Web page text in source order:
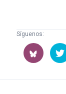
Síguenos: